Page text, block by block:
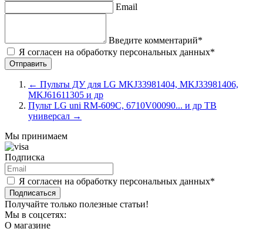
Email
Введите комментарий*
Я согласен на обработку персональных данных*
← Пульты ДУ для LG MKJ33981404, MKJ33981406,
MKJ61611305 и др
Пульт LG uni RM-609C, 6710V00090... и др ТВ
универсал →
Мы принимаем
Подписка
Я согласен на обработку персональных данных*
Подписаться
Получайте только полезные статьи!
Мы в соцсетях:
О магазине